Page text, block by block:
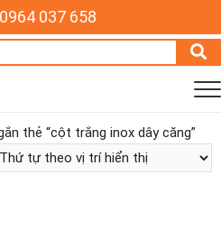
0964 037 658
Tìm
kiếm:
thẻ “cột trắng inox dây căng”